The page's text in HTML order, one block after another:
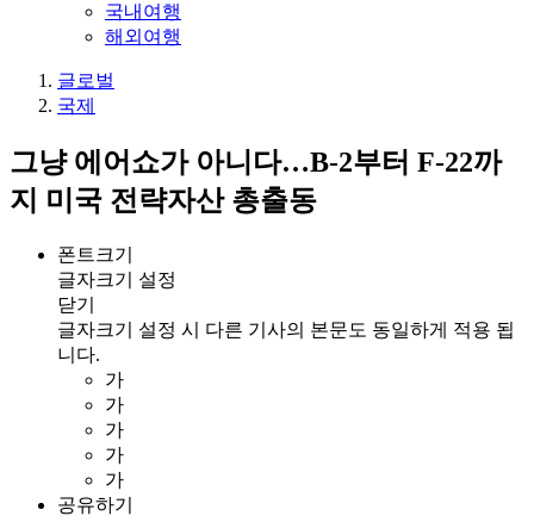
국내여행
해외여행
글로벌
국제
그냥 에어쇼가 아니다…B-2부터 F-22까
지 미국 전략자산 총출동
폰트크기
글자크기 설정
닫기
글자크기 설정 시 다른 기사의 본문도 동일하게 적용 됩
니다.
가
가
가
가
가
공유하기